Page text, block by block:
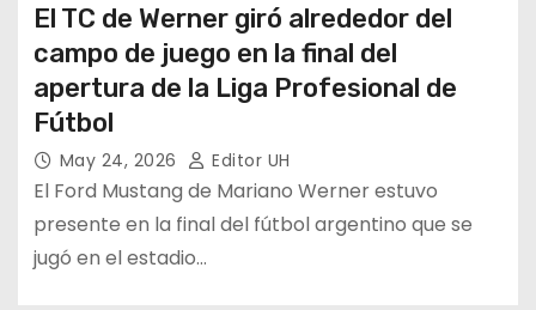
El TC de Werner giró alrededor del
campo de juego en la final del
apertura de la Liga Profesional de
Fútbol
May 24, 2026 Editor UH
El Ford Mustang de Mariano Werner estuvo
presente en la final del fútbol argentino que se
jugó en el estadio…